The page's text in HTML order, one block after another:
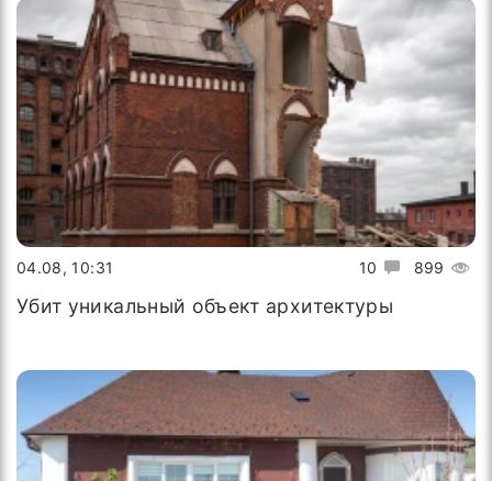
10 899
04.08, 10:31
Убит уникальный объект архитектуры